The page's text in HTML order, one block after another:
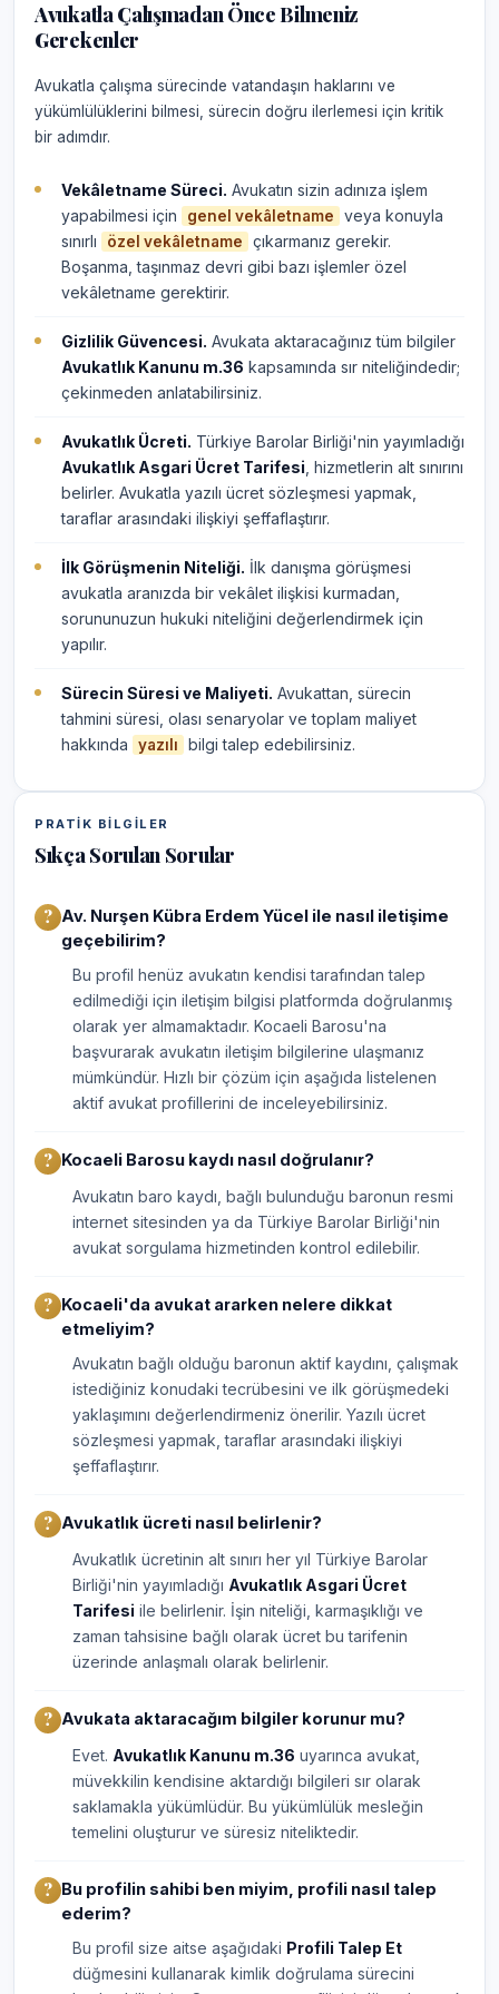
Avukatla Çalışmadan Önce Bilmeniz
Gerekenler
Avukatla çalışma sürecinde vatandaşın haklarını ve
yükümlülüklerini bilmesi, sürecin doğru ilerlemesi için kritik
bir adımdır.
Vekâletname Süreci. Avukatın sizin adınıza işlem
yapabilmesi için
genel vekâletname
veya konuyla
sınırlı
özel vekâletname
çıkarmanız gerekir.
Boşanma, taşınmaz devri gibi bazı işlemler özel
vekâletname gerektirir.
Gizlilik Güvencesi. Avukata aktaracağınız tüm bilgiler
Avukatlık Kanunu m.36 kapsamında sır niteliğindedir;
çekinmeden anlatabilirsiniz.
Avukatlık Ücreti. Türkiye Barolar Birliği'nin yayımladığı
Avukatlık Asgari Ücret Tarifesi , hizmetlerin alt sınırını
belirler. Avukatla yazılı ücret sözleşmesi yapmak,
taraflar arasındaki ilişkiyi şeffaflaştırır.
İlk Görüşmenin Niteliği. İlk danışma görüşmesi
avukatla aranızda bir vekâlet ilişkisi kurmadan,
sorununuzun hukuki niteliğini değerlendirmek için
yapılır.
Sürecin Süresi ve Maliyeti. Avukattan, sürecin
tahmini süresi, olası senaryolar ve toplam maliyet
hakkında
yazılı bilgi talep edebilirsiniz.
PRATIK BILGILER
Sıkça Sorulan Sorular
Av. Nurşen Kübra Erdem Yücel ile nasıl iletişime
geçebilirim?
Bu profil henüz avukatın kendisi tarafından talep
edilmediği için iletişim bilgisi platformda doğrulanmış
olarak yer almamaktadır. Kocaeli Barosu'na
başvurarak avukatın iletişim bilgilerine ulaşmanız
mümkündür. Hızlı bir çözüm için aşağıda listelenen
aktif avukat profillerini de inceleyebilirsiniz.
Kocaeli Barosu kaydı nasıl doğrulanır?
Avukatın baro kaydı, bağlı bulunduğu baronun resmi
internet sitesinden ya da Türkiye Barolar Birliği'nin
avukat sorgulama hizmetinden kontrol edilebilir.
Kocaeli'da avukat ararken nelere dikkat
etmeliyim?
Avukatın bağlı olduğu baronun aktif kaydını, çalışmak
istediğiniz konudaki tecrübesini ve ilk görüşmedeki
yaklaşımını değerlendirmeniz önerilir. Yazılı ücret
sözleşmesi yapmak, taraflar arasındaki ilişkiyi
şeffaflaştırır.
Avukatlık ücreti nasıl belirlenir?
Avukatlık ücretinin alt sınırı her yıl Türkiye Barolar
Birliği'nin yayımladığı Avukatlık Asgari Ücret
Tarifesi ile belirlenir. İşin niteliği, karmaşıklığı ve
zaman tahsisine bağlı olarak ücret bu tarifenin
üzerinde anlaşmalı olarak belirlenir.
Avukata aktaracağım bilgiler korunur mu?
Evet. Avukatlık Kanunu m.36 uyarınca avukat,
müvekkilin kendisine aktardığı bilgileri sır olarak
saklamakla yükümlüdür. Bu yükümlülük mesleğin
temelini oluşturur ve süresiz niteliktedir.
Bu profilin sahibi ben miyim, profili nasıl talep
ederim?
Bu profil size aitse aşağıdaki Profili Talep Et
düğmesini kullanarak kimlik doğrulama sürecini